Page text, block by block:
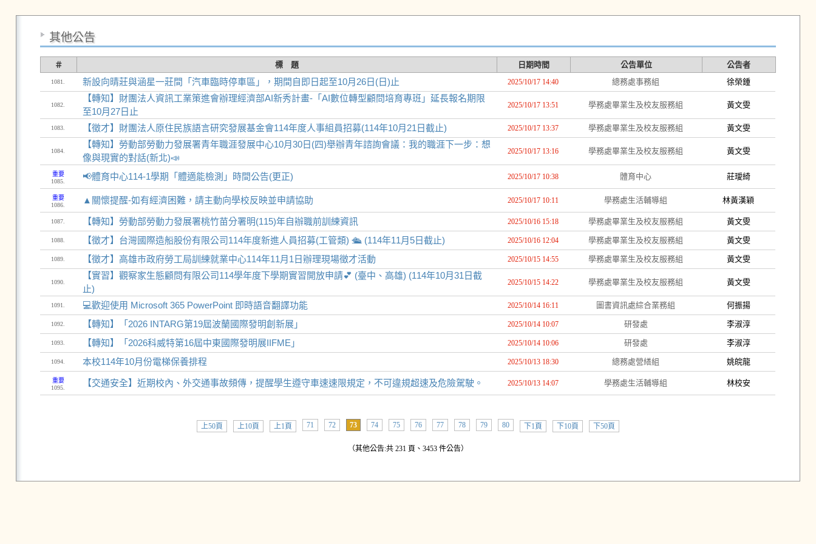
其他公告
＃ 標 題 日期時間 公告單位 公告者
1081. 新設向晴莊與涵星一莊間「汽車臨時停車區」，期間自即日起至10月26日(日)止 2025/10/17 14:40 總務處事務組 徐榮鍾
1082.
【轉知】財團法人資訊工業策進會辦理經濟部AI新秀計畫-「AI數位轉型顧問培育專班」延長報名期限
至10月27日止
2025/10/17 13:51 學務處畢業生及校友服務組 黃文雯
1083. 【徵才】財團法人原住民族語言研究發展基金會114年度人事組員招募(114年10月21日截止) 2025/10/17 13:37 學務處畢業生及校友服務組 黃文雯
1084.
【轉知】勞動部勞動力發展署青年職涯發展中心10月30日(四)舉辦青年諮詢會議：我的職涯下一步：想
像與現實的對話(新北)📣
2025/10/17 13:16 學務處畢業生及校友服務組 黃文雯
重要
1085.
📢體育中心114-1學期「體適能檢測」時間公告(更正) 2025/10/17 10:38 體育中心 莊璦綺
重要
1086.
▲關懷提醒-如有經濟困難，請主動向學校反映並申請協助 2025/10/17 10:11 學務處生活輔導組 林黃漢穎
1087. 【轉知】勞動部勞動力發展署桃竹苗分署明(115)年自辦職前訓練資訊 2025/10/16 15:18 學務處畢業生及校友服務組 黃文雯
1088. 【徵才】台灣國際造船股份有限公司114年度新進人員招募(工管類) 🛳️ (114年11月5日截止) 2025/10/16 12:04 學務處畢業生及校友服務組 黃文雯
1089. 【徵才】高雄市政府勞工局訓練就業中心114年11月1日辦理現場徵才活動 2025/10/15 14:55 學務處畢業生及校友服務組 黃文雯
1090.
【實習】觀察家生態顧問有限公司114學年度下學期實習開放申請💕 (臺中、高雄) (114年10月31日截
止)
2025/10/15 14:22 學務處畢業生及校友服務組 黃文雯
1091. 💻歡迎使用 Microsoft 365 PowerPoint 即時語音翻譯功能 2025/10/14 16:11 圖書資訊處綜合業務組 何振揚
1092. 【轉知】「2026 INTARG第19屆波蘭國際發明創新展」 2025/10/14 10:07 研發處 李淑淳
1093. 【轉知】「2026科威特第16屆中東國際發明展IIFME」 2025/10/14 10:06 研發處 李淑淳
1094. 本校114年10月份電梯保養排程 2025/10/13 18:30 總務處營繕組 姚皖龍
重要
1095.
【交通安全】近期校內、外交通事故頻傳，提醒學生遵守車速速限規定，不可違規超速及危險駕駛。 2025/10/13 14:07 學務處生活輔導組 林校安
上50頁 上10頁 上1頁 71 72 73 74 75 76 77 78 79 80 下1頁 下10頁 下50頁
（其他公告:共 231 頁、3453 件公告）